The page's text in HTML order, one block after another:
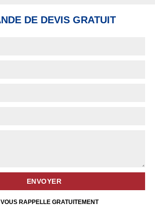
DE DEVIS GRATUIT
RAPPELLE GRATUITEMENT